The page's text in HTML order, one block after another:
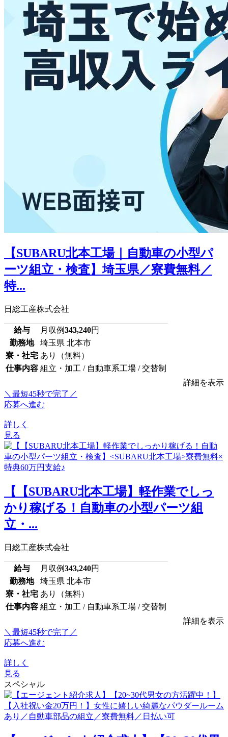
【SUBARU北本工場｜自動車の小型パ
ーツ組立・検査】埼玉県／寮費無料／
特...
日総工産株式会社
給与 月収例343,240円
勤務地
埼玉県 北本市
寮・社宅 あり（無料）
仕事内容 組立・加工 / 自動車系工場 / 交替制
詳細を表示
＼最短45秒で完了／
応募へ進む
詳しく
見る
【【SUBARU北本工場】軽作業でしっ
かり稼げる！自動車の小型パーツ組
立・...
日総工産株式会社
給与 月収例343,240円
勤務地
埼玉県 北本市
寮・社宅 あり（無料）
仕事内容 組立・加工 / 自動車系工場 / 交替制
詳細を表示
＼最短45秒で完了／
応募へ進む
詳しく
見る
スペシャル